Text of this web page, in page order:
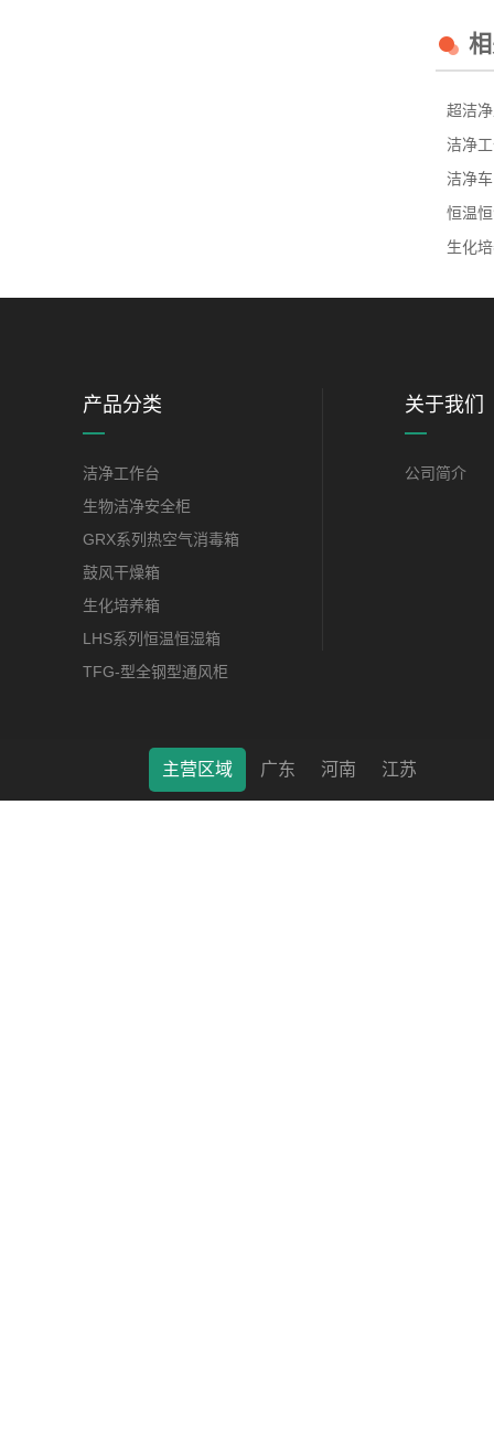
超洁
洁净
洁净
恒温
生化
产品分类
洁净工作台
生物洁净安全柜
GRX系列热空气消毒箱
鼓风干燥箱
生化培养箱
LHS系列恒温恒湿箱
TFG-型全钢型通风柜
关于我们
公司简介
莱特（南通）科学仪器有限公司 © 2022 版权所有 备案号
主营区域 广东 河南 江苏